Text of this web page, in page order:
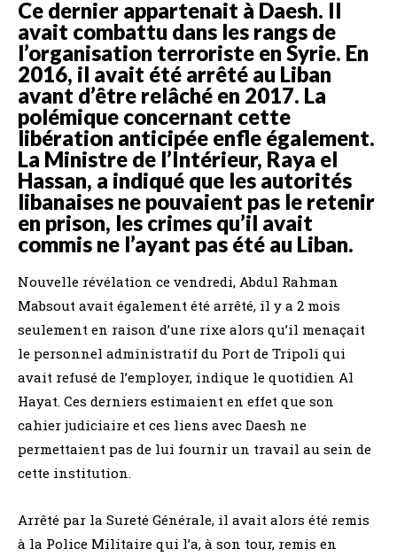
Ce dernier appartenait à Daesh. Il
avait combattu dans les rangs de
l’organisation terroriste en Syrie. En
2016, il avait été arrêté au Liban
avant d’être relâché en 2017. La
polémique concernant cette
libération anticipée enfle également.
La Ministre de l’Intérieur, Raya el
Hassan, a indiqué que les autorités
libanaises ne pouvaient pas le retenir
en prison, les crimes qu’il avait
commis ne l’ayant pas été au Liban.
Nouvelle révélation ce vendredi, Abdul Rahman
Mabsout avait également été arrêté, il y a 2 mois
seulement en raison d’une rixe alors qu’il menaçait
le personnel administratif du Port de Tripoli qui
avait refusé de l’employer, indique le quotidien Al
Hayat. Ces derniers estimaient en effet que son
cahier judiciaire et ces liens avec Daesh ne
permettaient pas de lui fournir un travail au sein de
cette institution.
Arrêté par la Sureté Générale, il avait alors été remis
à la Police Militaire qui l’a, à son tour, remis en